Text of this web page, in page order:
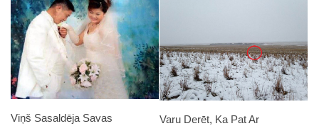
Viņš Sasaldēja Savas
Varu Derēt, Ka Pat Ar